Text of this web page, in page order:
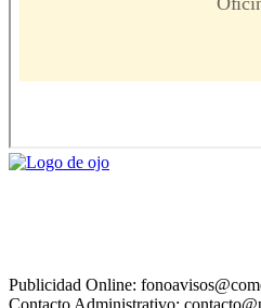
Publicidad Online:
Contacto Administrativo: